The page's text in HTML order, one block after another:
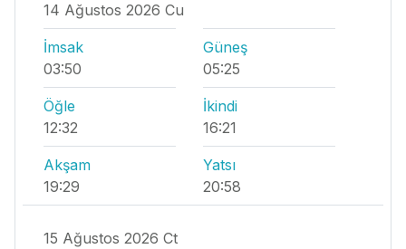
14 Ağustos 2026 Cu
İmsak
03:50
Güneş
05:25
Öğle
12:32
İkindi
16:21
Akşam
19:29
Yatsı
20:58
15 Ağustos 2026 Ct